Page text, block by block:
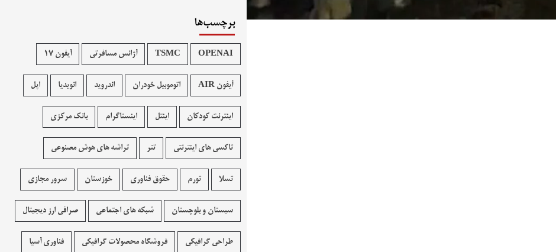
برچسب‌ها
OPENAI
TSMC آژانس مسافرتی آیفون 17
آیفون AIR اتوموبیل خودران اندروید انویدیا اپل
اینترنت کودکان اینتل اینستاگرام بانک مرکزی
تاکسی های اینترنتی تتر تراشه های هوش مصنوعی
تسلا تورم حقوق فناوری خوزستان سرور مجازی
سیستان و بلوچستان شبکه های اجتماعی صرافی ارز دیجیتال
طراحی گرافیکی فروشگاه محصولات گرافيکی فناوری آسیا